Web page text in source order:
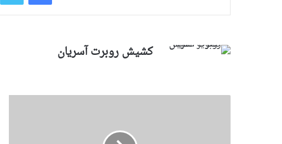
کشیش روبرت آسریان